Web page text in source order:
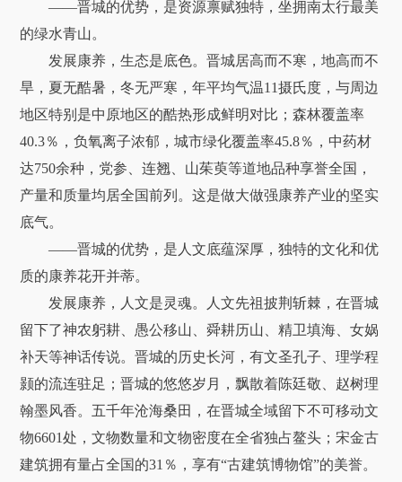
——晋城的优势，是资源禀赋独特，坐拥南太行最美
的绿水青山。
发展康养，生态是底色。晋城居高而不寒，地高而不
旱，夏无酷暑，冬无严寒，年平均气温11摄氏度，与周边
地区特别是中原地区的酷热形成鲜明对比；森林覆盖率
40.3％，负氧离子浓郁，城市绿化覆盖率45.8％，中药材
达750余种，党参、连翘、山茱萸等道地品种享誉全国，
产量和质量均居全国前列。这是做大做强康养产业的坚实
底气。
——晋城的优势，是人文底蕴深厚，独特的文化和优
质的康养花开并蒂。
发展康养，人文是灵魂。人文先祖披荆斩棘，在晋城
留下了神农躬耕、愚公移山、舜耕历山、精卫填海、女娲
补天等神话传说。晋城的历史长河，有文圣孔子、理学程
颢的流连驻足；晋城的悠悠岁月，飘散着陈廷敬、赵树理
翰墨风香。五千年沧海桑田，在晋城全域留下不可移动文
物6601处，文物数量和文物密度在全省独占鳌头；宋金古
建筑拥有量占全国的31％，享有“古建筑博物馆”的美誉。